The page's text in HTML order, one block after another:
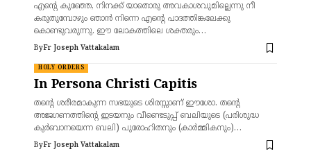
എന്റെ കുഞ്ഞേ, നിനക്ക് യാതൊരു അവകാശവുമില്ലെന്നു നീ
കരുതുമ്പോഴും ഞാൻ നിന്നെ എന്റെ പാദത്തിങ്കലേക്കു
കൊണ്ടുവരുന്നു. ഈ ലോകത്തിലെ ശക്തരും…
ByFr Joseph Vattakalam
HOLY ORDERS
In Persona Christi Capitis
തന്റെ ശരീരമാകുന്ന സഭയുടെ ശിരസ്സാണ് ഈശോ. തന്റെ
അജഗണത്തിന്റെ ഇടയനും വീണ്ടെടുപ്പ് ബലിയുടെ (പരിശുദ്ധ
കുർബാനയെന്ന ബലി) പുരോഹിതനും (കാർമ്മികനും)…
ByFr Joseph Vattakalam